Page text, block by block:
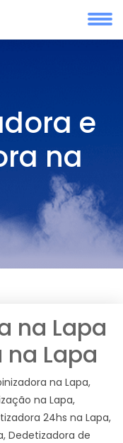
e
na
na Lapa
Lapa
na Lapa,
na Lapa,
24hs na Lapa,
Dedetizadora de